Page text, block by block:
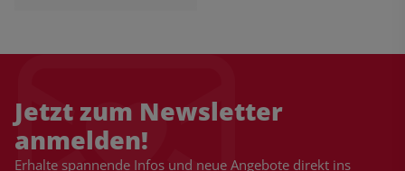
Jetzt zum Newsletter
anmelden!
Erhalte spannende Infos und neue Angebote direkt ins